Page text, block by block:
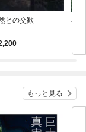
との交歓 石
もっと見る